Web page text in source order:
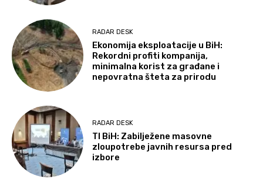
RADAR DESK
Ekonomija eksploatacije u BiH:
Rekordni profiti kompanija,
minimalna korist za građane i
nepovratna šteta za prirodu
RADAR DESK
TI BiH: Zabilježene masovne
zloupotrebe javnih resursa pred
izbore